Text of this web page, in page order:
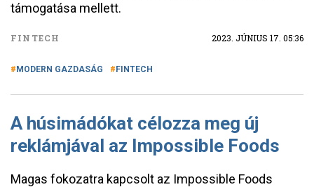
támogatása mellett.
FINTECH 2023. JÚNIUS 17. 05:36
MODERN GAZDASÁG FINTECH
A húsimádókat célozza meg új
reklámjával az Impossible Foods
Magas fokozatra kapcsolt az Impossible Foods